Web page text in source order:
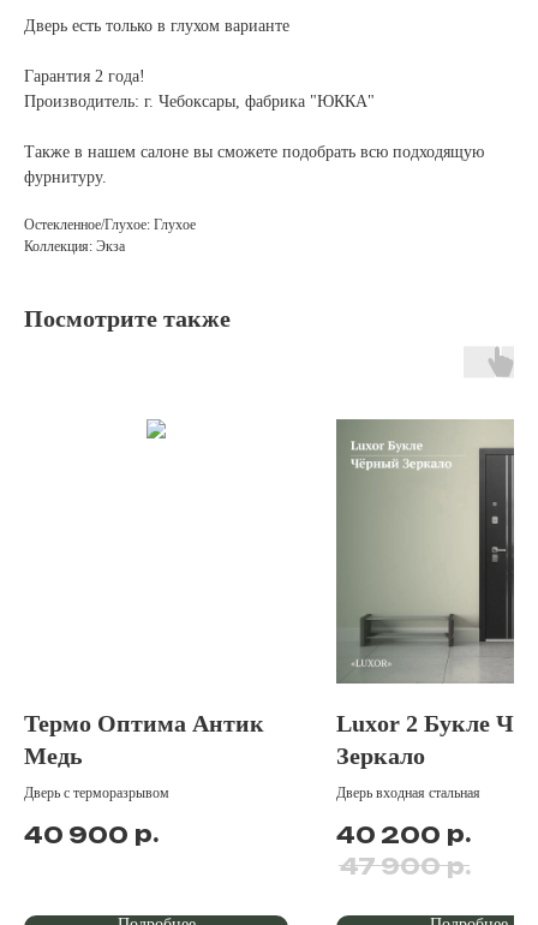
Дверь есть только в глухом варианте
Гарантия 2 года!
Производитель: г. Чебоксары, фабрика "ЮККА"
Также в нашем салоне вы сможете подобрать всю подходящую
фурнитуру.
Остекленное/Глухое: Глухое
Коллекция: Экза
Посмотрите также
Термо Оптима Антик
Медь
Дверь с терморазрывом
40 900 р.
Luxor 2 Букле
Зеркало
Дверь входная стальная
40 200 р.
47 900 р.